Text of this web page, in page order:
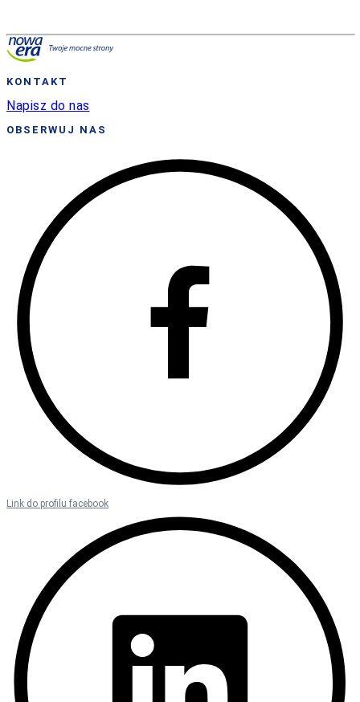
KONTAKT
Napisz do nas
OBSERWUJ NAS
Link do profilu facebook